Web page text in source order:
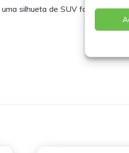
silhueta de SUV fastback